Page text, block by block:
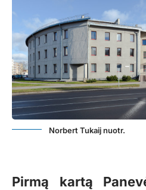
Norbert Tukaij nuotr.
Pirmą kartą